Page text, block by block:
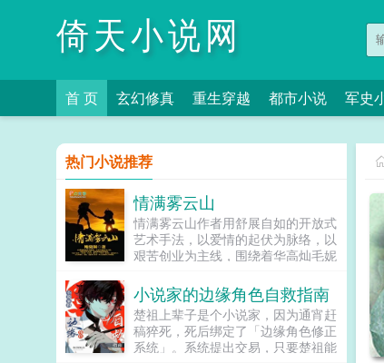
倚天小说网
首 页 玄幻修真 重生穿越 都市小说 军史
热门小说推荐
情满雾云山
情满雾云山作者用舒展自如的开放式
艺术手法，以爱情的起伏为脉络，以
艰苦创业为主线，围绕着华高灿毛妮
文彬梁仕达丁...
小说家的边缘角色自救指南
楚祖上辈子是个小说家，因为通宵赶
稿猝死，死后绑定了「边缘角色修正
系统」。系统提出交易，只要楚祖能